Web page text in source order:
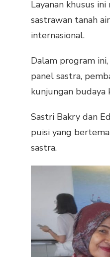
Layanan khusus
sastrawan tanah
internasional.
Dalam program
panel sastra,
kunjungan budaya
Sastri Bakry dan
puisi yang
sastra.